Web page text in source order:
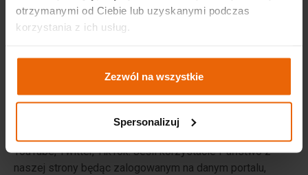
otrzymanymi od Ciebie lub uzyskanymi podczas
korzystania z ich usług.
Zezwól na wszystkie
Spersonalizuj
Google Ads). Przeglądając nasz serwis wyrażają
Państwo zgodę na stosowanie plików cookie przez
należy zmienić ustawienia przeglądarki na Państwa
urządzeniach, a potrzebne informacje można znaleźć w
funkcjach pomocy przeglądarki.
Serwis internetowy zawiera linki prowadzące do portali
YouTube, Twitter, TikTok. Jeśli korzystacie Państwo z
naszej strony będąc zalogowanym na danym portalu,